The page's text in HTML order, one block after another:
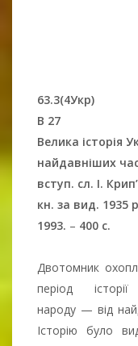
63.3(4Укр)
В 27
Велика історія
найдавніших
вступ. сл. І.
кн. за вид. 1935
1993. – 400 с.
Двотомник
період історії
народу — від
Історію було